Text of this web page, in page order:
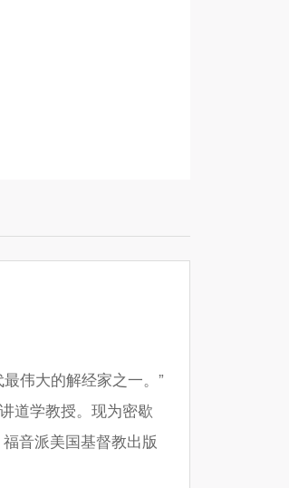
伟大的解经家之一。”
道学教授。现为密歇
音派美国基督教出版